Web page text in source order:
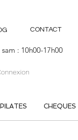
CONTACT
: 10h00-17h00
CHEQUES